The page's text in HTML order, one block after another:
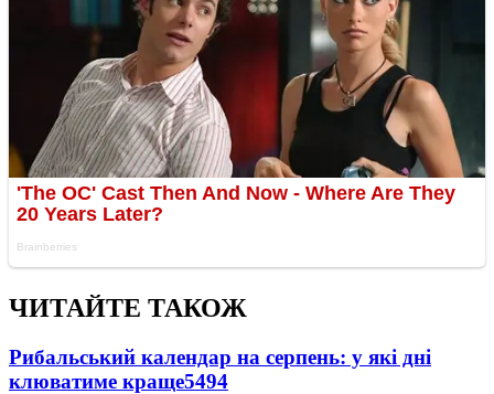
ЧИТАЙТЕ ТАКОЖ
Рибальський календар на серпень: у які дні
клюватиме краще5494